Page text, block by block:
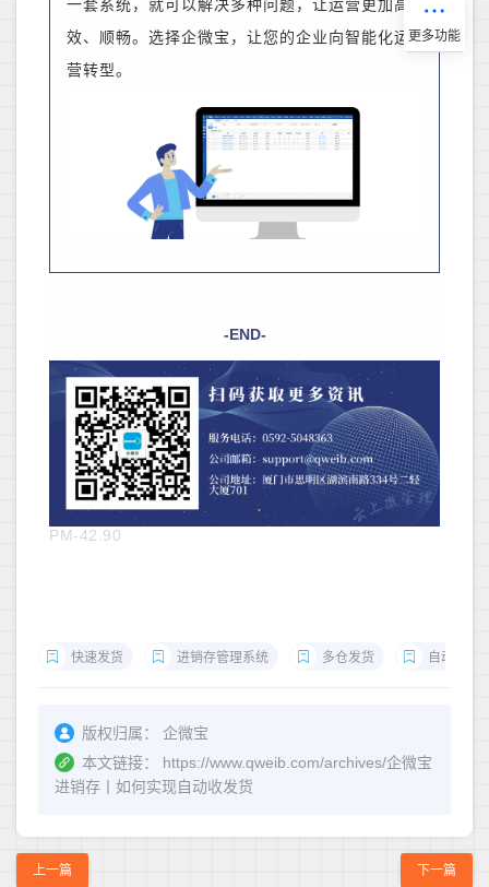
一套系统，就可以解决多种问题，让运营更加高
效、顺畅。选择企微宝，让您的企业向智能化运
营转型。
-END-
PM-42.90
快速发货 进销存管理系统 多仓发货 自动收货
版权归属：
企微宝
本文链接：
https://www.qweib.com/archives/企微宝
进销存丨如何实现自动收发货
上一篇 下一篇